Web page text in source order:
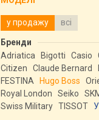
у продажу всі
Бренди
Adriatica
Bigotti Casio
Citizen
Claude Bernard
FESTINA
Hugo Boss
Royal London
Seiko
Swiss Military TISSOT